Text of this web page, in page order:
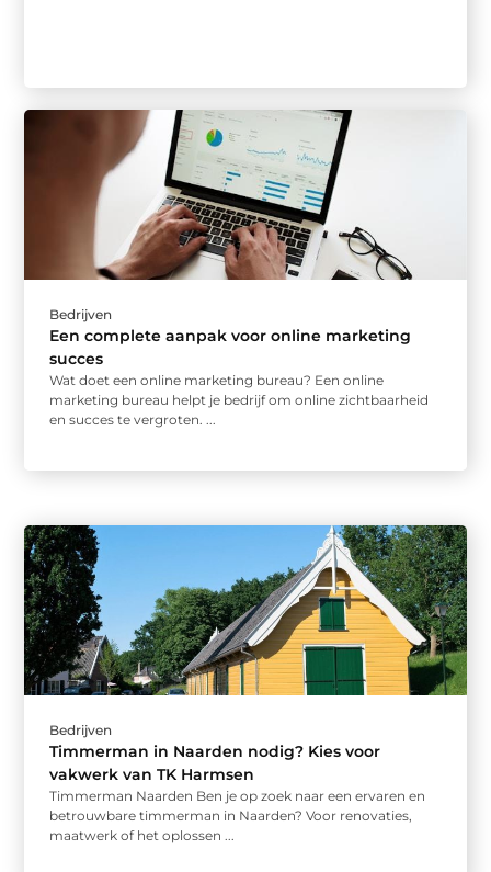
Bedrijven
Een complete aanpak voor online marketing
succes
Wat doet een online marketing bureau? Een online
marketing bureau helpt je bedrijf om online zichtbaarheid
en succes te vergroten. ...
Bedrijven
Timmerman in Naarden nodig? Kies voor
vakwerk van TK Harmsen
Timmerman Naarden Ben je op zoek naar een ervaren en
betrouwbare timmerman in Naarden? Voor renovaties,
maatwerk of het oplossen ...